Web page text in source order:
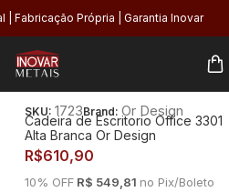
| Fabricação Própria | Garantia Inovar
SKU: 1723Brand: Or Design
Cadeira de Escritorio Office 3301
Alta Branca Or Design
R$610,90
10% OFF R$ 549,81 no Pix/Boleto